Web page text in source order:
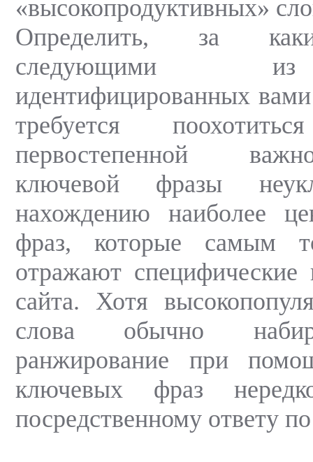
«высокопродуктивных»
Определить, за
следующими
идентифицированных
требуется
первостепенной
ключевой фразы
нахождению наиболее
фраз, которые самым
отражают специфические
сайта. Хотя
слова обычно
ранжирование при
ключевых фраз
посредственному ответу